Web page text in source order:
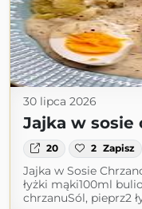
30 lipca 2026
Jajka w sosie
20 2 Zapisz
Jajka w Sosie
łyżki mąki100ml
chrzanuSól, pieprz2